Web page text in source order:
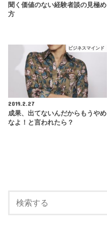
聞く価値のない経験者談の見極め
方
ビジネスマインド
2019.2.27
成果、出てないんだからもうやめ
なよ！と言われたら？